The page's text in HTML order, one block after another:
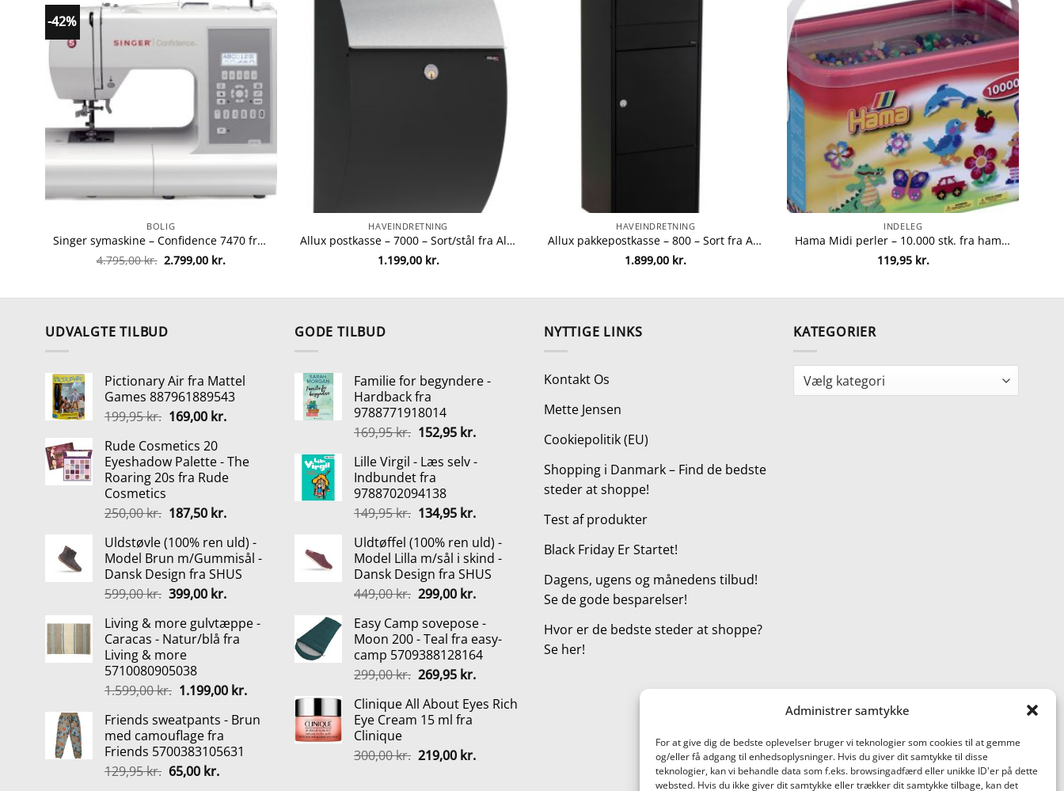
Administrer samtykke
For at give dig de bedste oplevelser bruger vi teknologier som cookies til at gemme
og/eller få adgang til enhedsoplysninger. Hvis du giver dit samtykke til disse
teknologier, kan vi behandle data som f.eks. browsingadfærd eller unikke ID'er på dette
websted. Hvis du ikke giver dit samtykke eller trækker dit samtykke tilbage, kan det
-42%
BOLIG
Singer symaskine – Confidence 7470 fra singer 4996856110016
4.795,00kr. Den
oprindelige
2.799,00 kr.Den
HAVEINDRETNING
Allux postkasse – 7000 – Sort/stål fra Allux 5701701474736
1.199,00 kr.
HAVEINDRETNING
Allux pakkepostkasse – 800 – Sort fra Allux 5701701548024
1.899,00 kr.
INDELEG
Hama Midi perler – 10.000 stk. fra hama 28178202002
119,95 kr.
UDVALGTE TILBUD
Pictionary Air fra Mattel
Games 887961889543
199,95kr. Den
pris
var:
199,95 kr..
169,00 kr.Den
er:
169,00 kr..
Rude Cosmetics 20
Eyeshadow Palette - The
Roaring 20s fra Rude
Cosmetics
250,00kr. Den
pris
var:
250,00 kr..
187,50 kr.Den
pris
er:
187,50 kr..
Uldstøvle (100% ren uld) -
Model Brun m/Gummisål -
Dansk Design fra SHUS
599,00kr. Den
pris
var:
599,00 kr..
399,00 kr.Den
pris
er:
Living & more gulvtæppe -
Caracas - Natur/blå fra
Living & more
5710080905038
1.599,00kr. Den
pris
var:
1.599,00 kr..
1.199,00 kr.Den
pris
Friends sweatpants - Brun
med camouflage fra
Friends 5700383105631
129,95kr. Den
65,00 kr.Den
GODE TILBUD
Familie for begyndere -
Hardback fra
9788771918014
169,95kr. Den
pris
var:
169,95 kr..
152,95 kr.Den
pris
Lille Virgil - Læs selv -
Indbundet fra
9788702094138
149,95kr. Den
pris
var:
149,95 kr..
134,95 kr.Den
pris
er:
134,95 kr..
Uldtøffel (100% ren uld) -
Model Lilla m/sål i skind -
Dansk Design fra SHUS
449,00kr. Den
pris
var:
449,00 kr..
299,00 kr.Den
pris
er:
299,00 kr..
Easy Camp sovepose -
Moon 200 - Teal fra easy-
camp 5709388128164
299,00kr. Den
pris
var:
269,95 kr.Den
pris
Clinique All About Eyes Rich
Eye Cream 15 ml fra
Clinique
300,00kr. Den
219,00 kr.Den
NYTTIGE LINKS
Kontakt Os
Mette Jensen
Cookiepolitik (EU)
Shopping i Danmark – Find de bedste
steder at shoppe!
Test af produkter
Black Friday Er Startet!
Dagens, ugens og månedens tilbud!
Se de gode besparelser!
Hvor er de bedste steder at shoppe?
Se her!
KATEGORIER
Kategorier